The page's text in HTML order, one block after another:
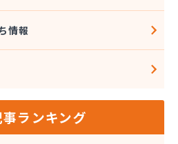
合
情報
ランキング